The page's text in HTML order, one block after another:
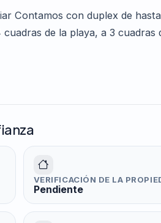
Contamos con duplex de
de la playa, a 3 cuadras
VERIFICACIÓN DE LA
Pendiente